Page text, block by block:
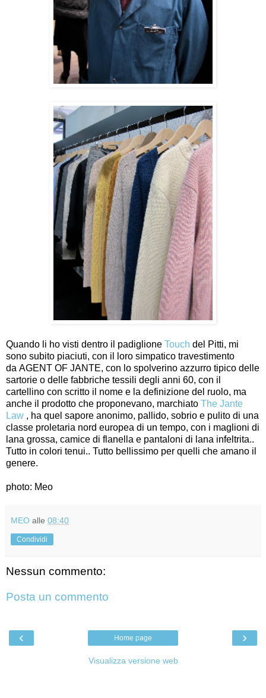
Quando li ho visti dentro il padiglione Touch del Pitti, mi
sono subito piaciuti, con il loro simpatico travestimento
da AGENT OF JANTE, con lo spolverino azzurro tipico delle
sartorie o delle fabbriche tessili degli anni 60, con il
cartellino con scritto il nome e la definizione del ruolo, ma
anche il prodotto che proponevano, marchiato The Jante
Law , ha quel sapore anonimo, pallido, sobrio e pulito di una
classe proletaria nord europea di un tempo, con i maglioni di
lana grossa, camice di flanella e pantaloni di lana infeltrita..
Tutto in colori tenui.. Tutto bellissimo per quelli che amano il
genere.
photo: Meo
MEO alle 08:40
Condividi
Nessun commento:
Posta un commento
‹ ›
Home page
Visualizza versione web